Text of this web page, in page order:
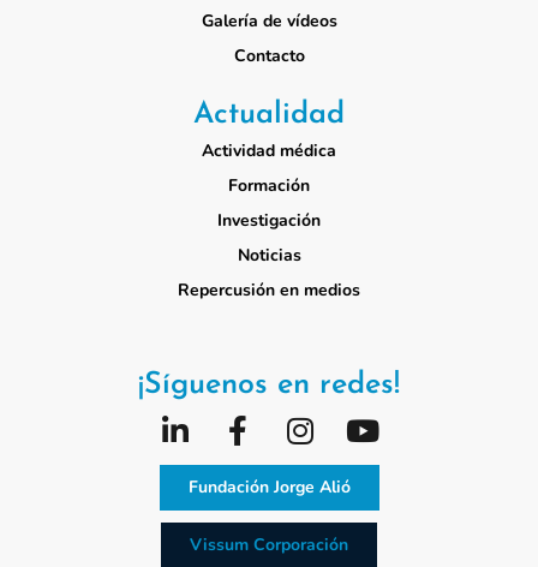
Galería de vídeos
Contacto
Actualidad
Actividad médica
Formación
Investigación
Noticias
Repercusión en medios
¡Síguenos en redes!
Fundación Jorge Alió
Vissum Corporación